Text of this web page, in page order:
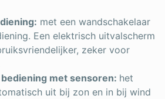
met een wandschakelaar
Een elektrisch uitvalscherm
zeker voor
met sensoren: het
uit bij zon en in bij wind